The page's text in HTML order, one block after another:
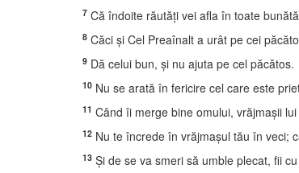
7 Că îndoite răutăţi vei afla în toate
8 Căci şi Cel Preaînalt a urât pe cei
9 Dă celui bun, şi nu ajuta pe cel păcătos.
10 Nu se arată în fericire cel care este
11 Când îi merge bine omului, vrăjmaşii
12 Nu te încrede în vrăjmaşul tău în veci;
13 Şi de se va smeri să umble plecat, fii